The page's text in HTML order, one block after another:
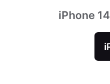
iPhone